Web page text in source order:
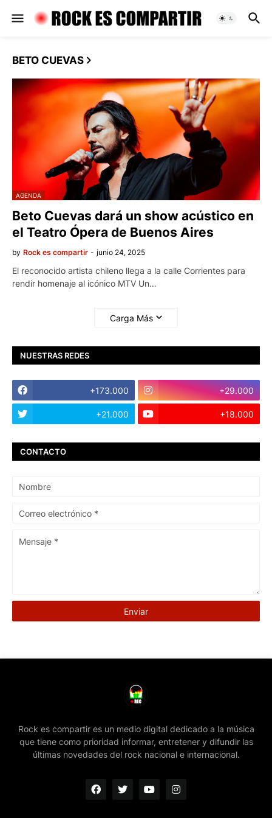
BETO CUEVAS
AGENDA
Beto Cuevas dará un show acústico en
el Teatro Ópera de Buenos Aires
by Rock es compartir - junio 24, 2025
El reconocido artista chileno llega a la calle Corrientes para
rendir homenaje al icónico MTV Un…
Carga Más
NUESTRAS REDES
+173.000 +29.000
+21.000 +18.000
CONTACTO
Rock es compartir es un medio digital dedicado a la música
que tiene como prioridad informar, entretener y difundir las
últimas novedades del rock nacional e internacional.